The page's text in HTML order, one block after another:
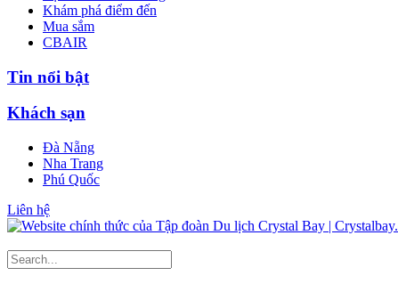
Khám phá điểm đến
Mua sắm
CBAIR
Tin nổi bật
Khách sạn
Đà Nẵng
Nha Trang
Phú Quốc
Liên hệ